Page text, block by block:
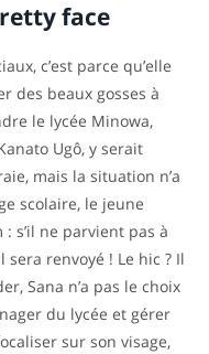
face
c’est parce qu’elle
des beaux gosses à
le lycée Minowa,
Ugô, y serait
mais la situation n’a
scolaire, le jeune
s’il ne parvient pas à
renvoyé ! Le hic ? Il
Sana n’a pas le choix
du lycée et gérer
sur son visage,